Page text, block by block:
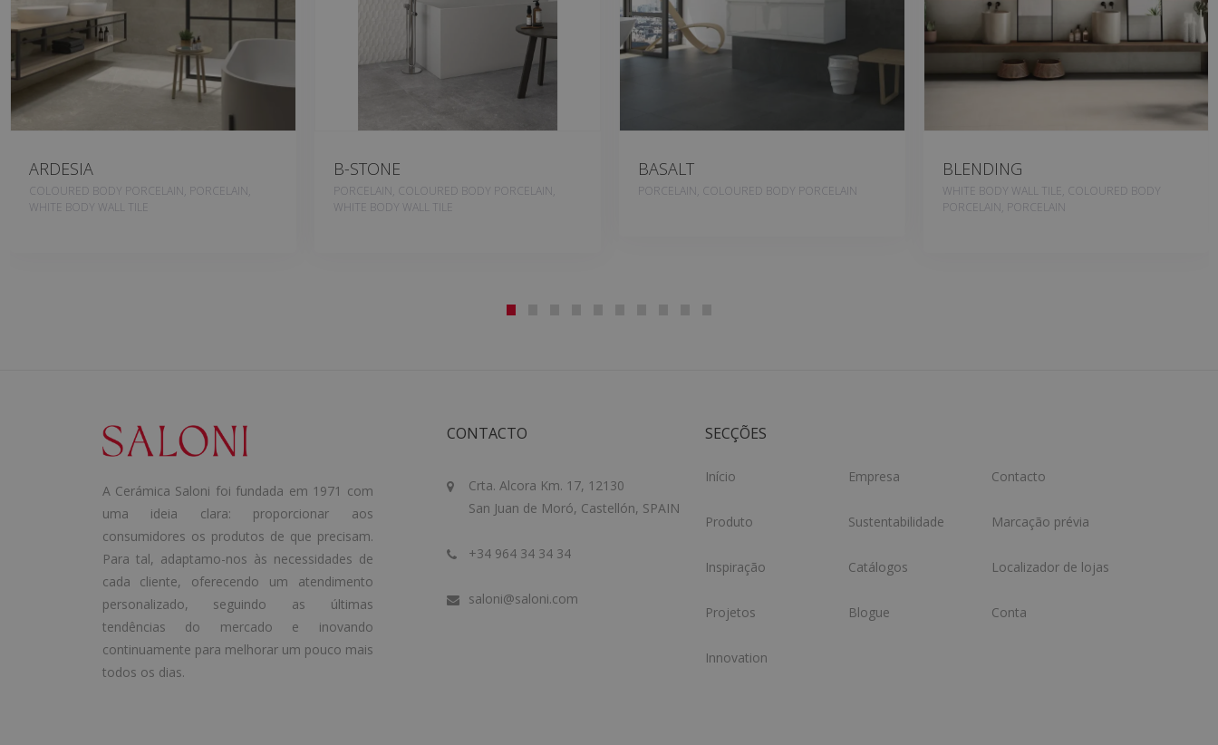
ARDESIA
COLOURED BODY PORCELAIN, PORCELAIN,
WHITE BODY WALL TILE
B-STONE
PORCELAIN, COLOURED BODY PORCELAIN,
WHITE BODY WALL TILE
BASALT
PORCELAIN, COLOURED BODY PORCELAIN
BLENDING
WHITE BODY WALL TILE, COLOURED BODY
PORCELAIN, PORCELAIN
A Cerámica Saloni foi fundada em 1971 com
uma ideia clara: proporcionar aos
consumidores os produtos de que precisam.
Para tal, adaptamo-nos às necessidades de
cada cliente, oferecendo um atendimento
personalizado, seguindo as últimas
tendências do mercado e inovando
continuamente para melhorar um pouco mais
todos os dias.
CONTACTO
Crta. Alcora Km. 17, 12130
San Juan de Moró, Castellón, SPAIN
+34 964 34 34 34
saloni@saloni.com
SECÇÕES
Início
Produto
Inspiração
Projetos
Innovation
Empresa
Sustentabilidade
Catálogos
Blogue
Contacto
Marcação prévia
Localizador de lojas
Conta